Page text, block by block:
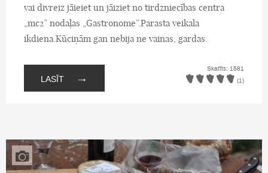
vai divreiz jāieiet un jāiziet no tirdzniecības centra
„mc2” nodaļas „Gastronome”.Parasta veikala
ikdiena.Kūciņām gan nebija ne vainas, gardas.
LASĪT →
Skatīts: 1581
(1)